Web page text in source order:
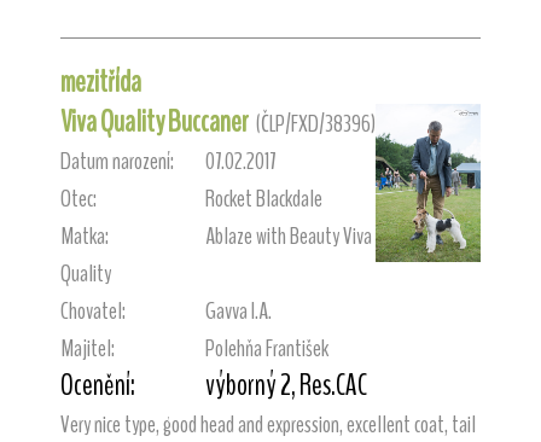
mezitřída
Viva Quality Buccaner (ČLP/FXD/38396)
Datum narození:
07.02.2017
Otec:
Rocket Blackdale
Matka:
Ablaze with Beauty Viva
Quality
Chovatel:
Gavva I.A.
Majitel:
Polehňa František
Ocenění: výborný 2, Res.CAC
Very nice type, good head and expression, excellent coat, tail